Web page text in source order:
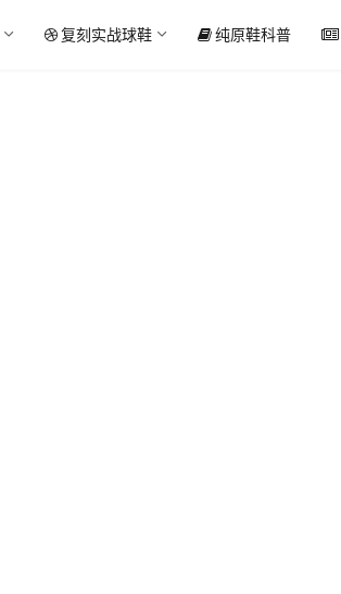
复刻实战球鞋 纯原鞋科普